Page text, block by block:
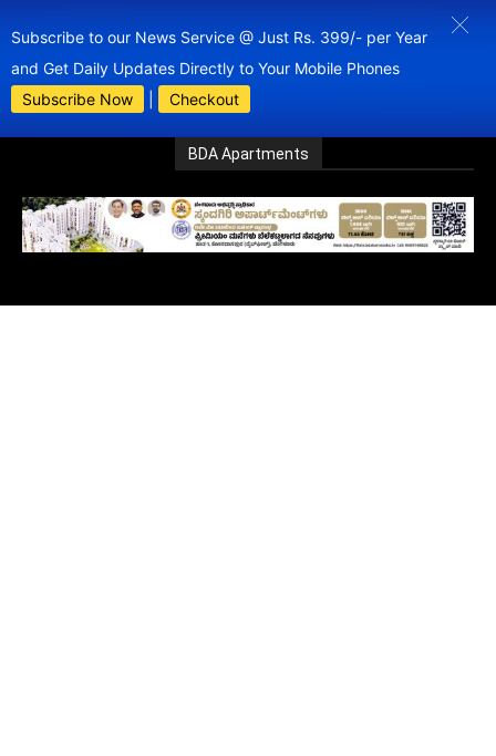
Subscribe to our News Service @ Just Rs. 399/- per Year
and Get Daily Updates Directly to Your Mobile Phones
Subscribe Now
Checkout
BDA Apartments